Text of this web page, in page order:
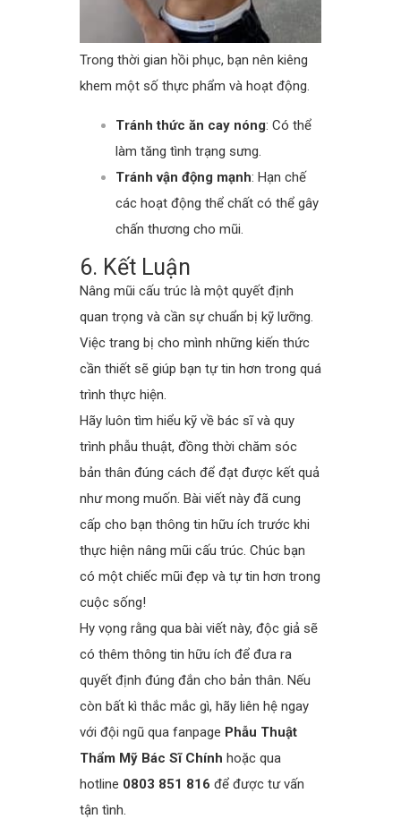
Trong thời gian hồi phục, bạn nên kiêng
khem một số thực phẩm và hoạt động.
Tránh thức ăn cay nóng: Có thể
làm tăng tình trạng sưng.
Tránh vận động mạnh: Hạn chế
các hoạt động thể chất có thể gây
chấn thương cho mũi.
6. Kết Luận
Nâng mũi cấu trúc là một quyết định
quan trọng và cần sự chuẩn bị kỹ lưỡng.
Việc trang bị cho mình những kiến thức
cần thiết sẽ giúp bạn tự tin hơn trong quá
trình thực hiện.
Hãy luôn tìm hiểu kỹ về bác sĩ và quy
trình phẫu thuật, đồng thời chăm sóc
bản thân đúng cách để đạt được kết quả
như mong muốn. Bài viết này đã cung
cấp cho bạn thông tin hữu ích trước khi
thực hiện nâng mũi cấu trúc. Chúc bạn
có một chiếc mũi đẹp và tự tin hơn trong
cuộc sống!
Hy vọng rằng qua bài viết này, độc giả sẽ
có thêm thông tin hữu ích để đưa ra
quyết định đúng đắn cho bản thân. Nếu
còn bất kì thắc mắc gì, hãy liên hệ ngay
với đội ngũ qua fanpage Phẫu Thuật
Thẩm Mỹ Bác Sĩ Chính hoặc qua
hotline 0803 851 816 để được tư vấn
tận tình.